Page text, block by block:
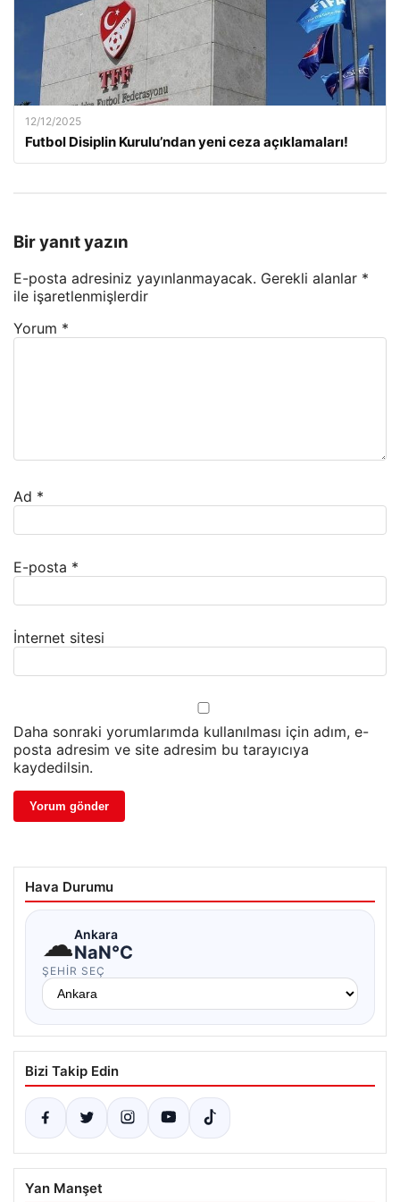
12/12/2025
Futbol Disiplin Kurulu’ndan yeni ceza açıklamaları!
Bir yanıt yazın
E-posta adresiniz yayınlanmayacak. Gerekli alanlar *
ile işaretlenmişlerdir
Yorum *
Ad *
E-posta *
İnternet sitesi
Daha sonraki yorumlarımda kullanılması için adım, e-
posta adresim ve site adresim bu tarayıcıya
kaydedilsin.
Hava Durumu
☁Ankara
NaN°C
ŞEHIR SEÇ
Bizi Takip Edin
Yan Manşet